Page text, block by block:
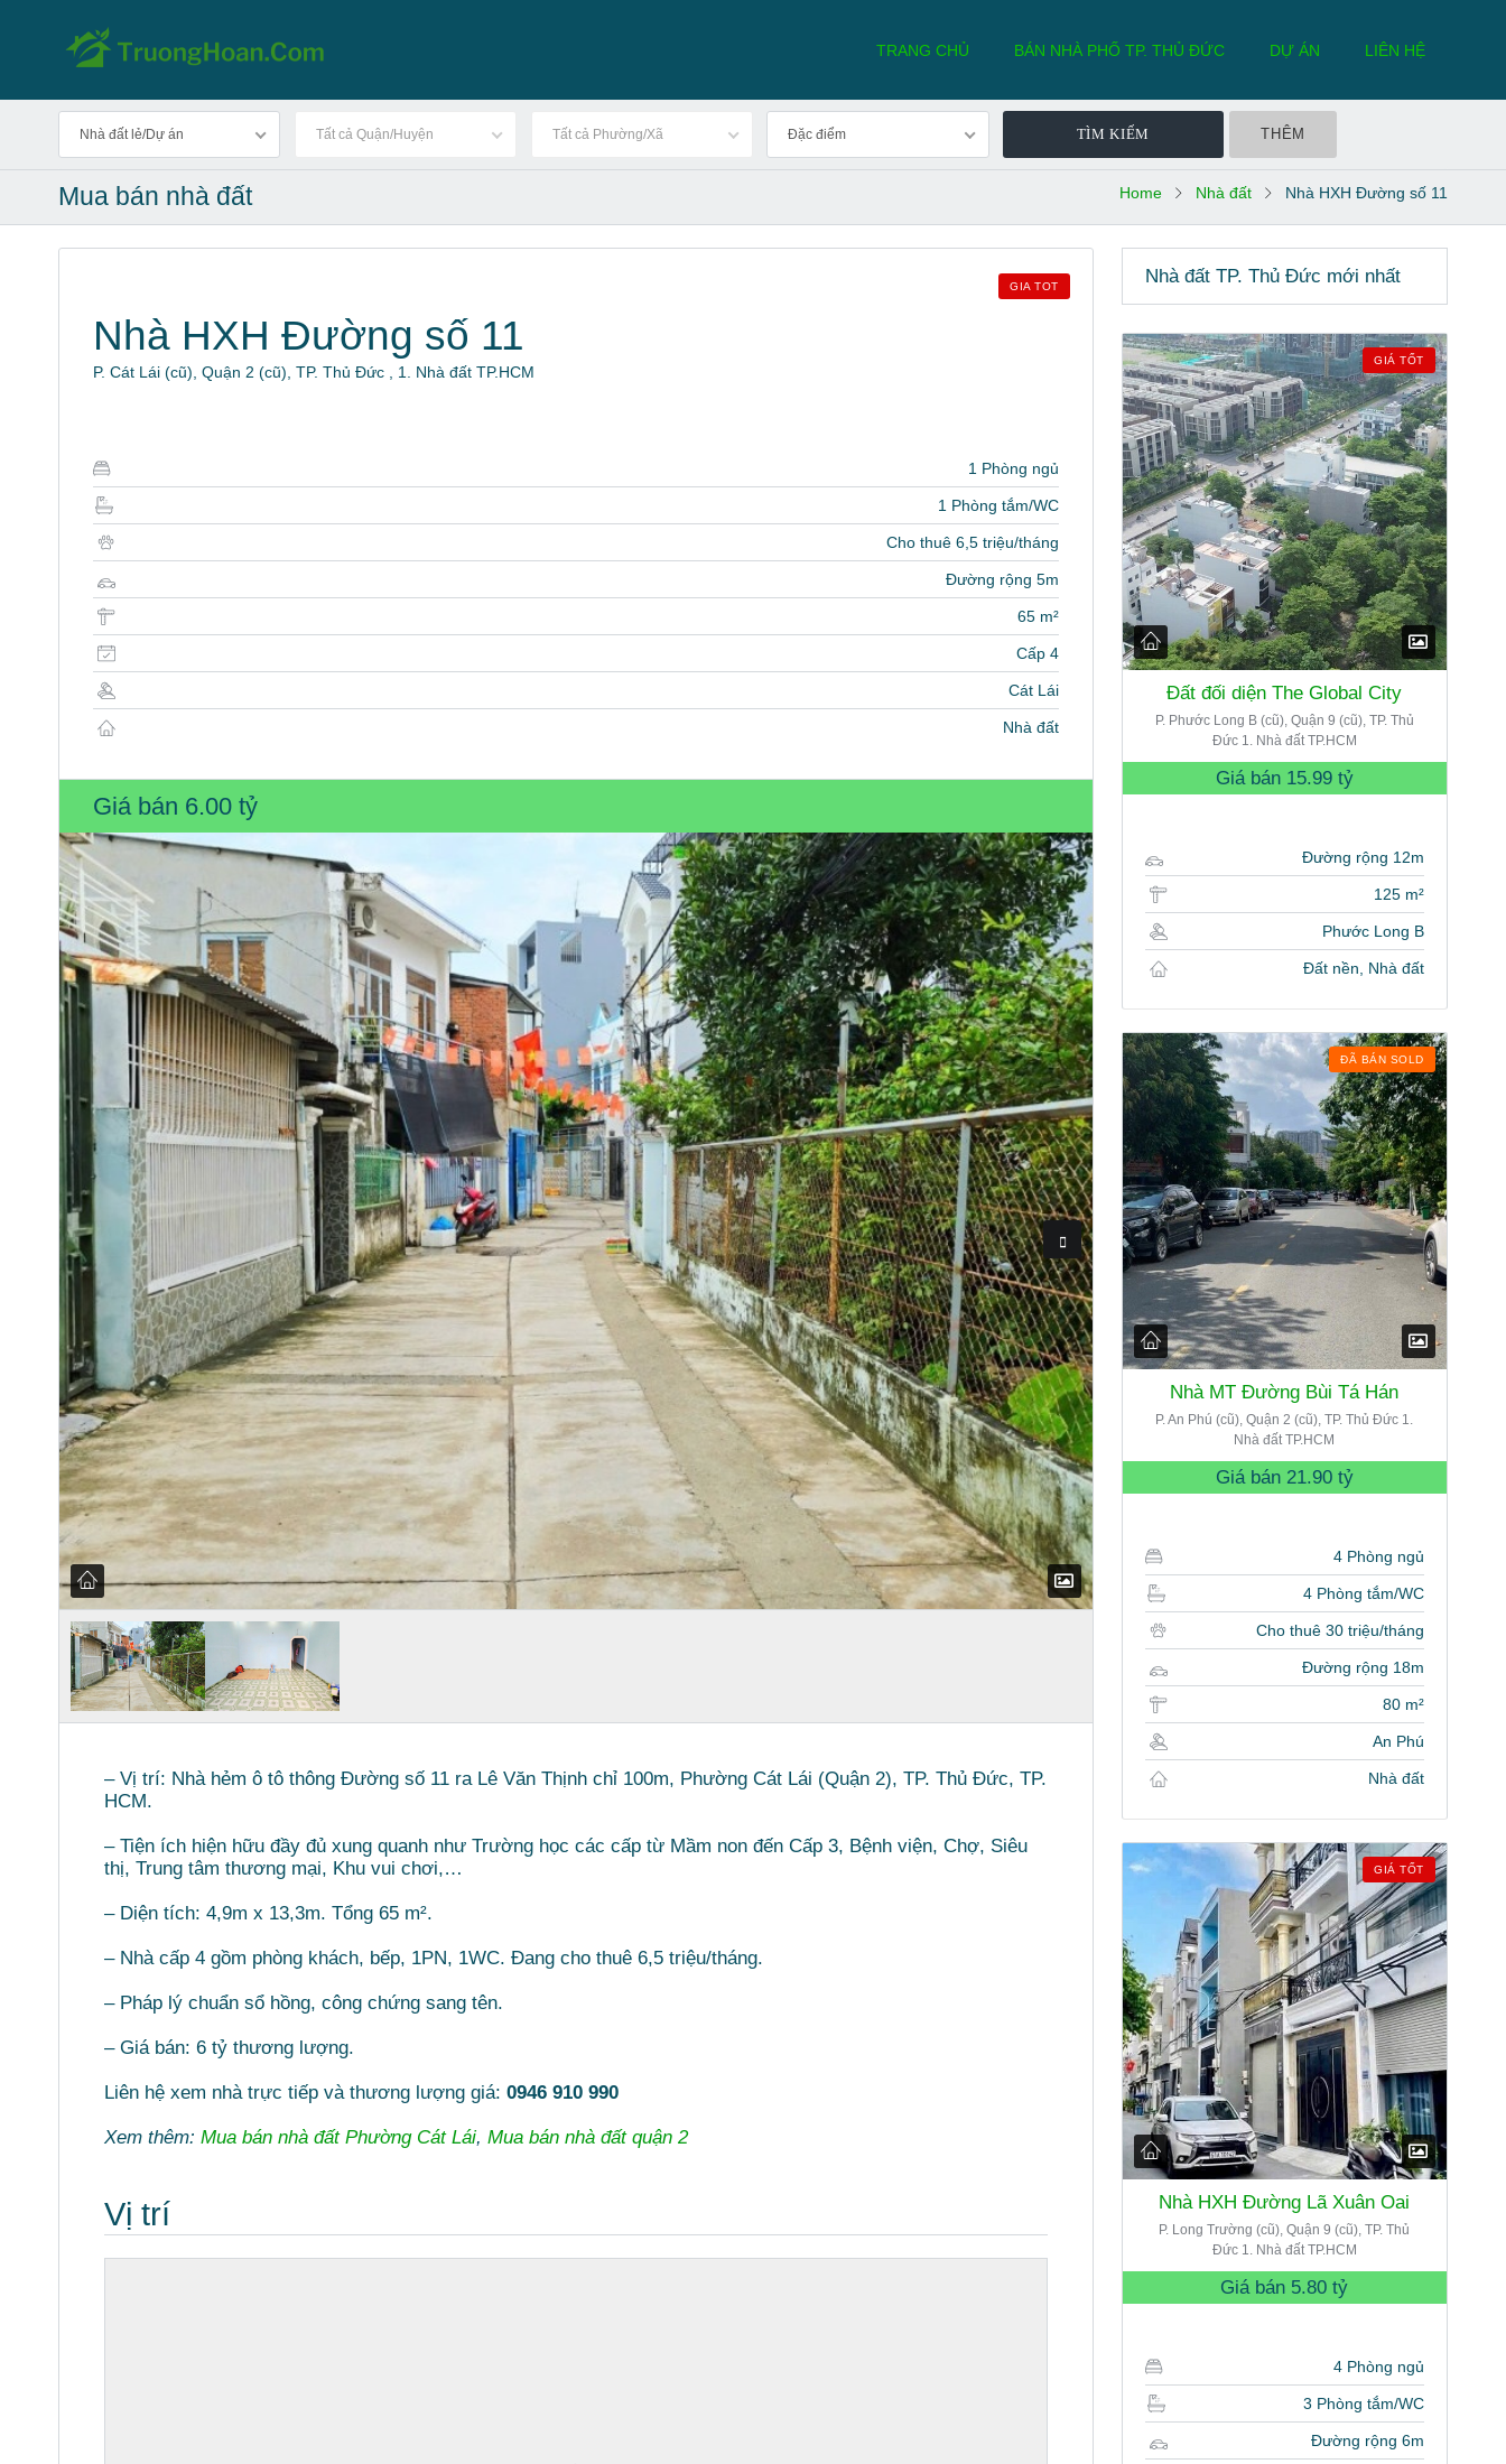
TRANG CHỦ BÁN NHÀ PHỐ TP. THỦ ĐỨC DỰ ÁN LIÊN HỆ
Nhà đất lẻ/Dự án Tất cả Quận/Huyện Tất cả Phường/Xã Đặc điểm THÊM
Mua bán nhà đất Home Nhà đất Nhà HXH Đường số 11
GIA TOT
Nhà HXH Đường số 11
P. Cát Lái (cũ), Quận 2 (cũ), TP. Thủ Đức , 1. Nhà đất TP.HCM
1 Phòng ngủ
1 Phòng tắm/WC
Cho thuê 6,5 triệu/tháng
Đường rộng 5m
65 m²
Cấp 4
Cát Lái
Nhà đất
Giá bán 6.00 tỷ
– Vị trí: Nhà hẻm ô tô thông Đường số 11 ra Lê Văn Thịnh chỉ 100m, Phường Cát Lái (Quận 2), TP. Thủ Đức, TP.
HCM.
– Tiện ích hiện hữu đầy đủ xung quanh như Trường học các cấp từ Mầm non đến Cấp 3, Bệnh viện, Chợ, Siêu
thị, Trung tâm thương mại, Khu vui chơi,…
– Diện tích: 4,9m x 13,3m. Tổng 65 m².
– Nhà cấp 4 gồm phòng khách, bếp, 1PN, 1WC. Đang cho thuê 6,5 triệu/tháng.
– Pháp lý chuẩn sổ hồng, công chứng sang tên.
– Giá bán: 6 tỷ thương lượng.
Liên hệ xem nhà trực tiếp và thương lượng giá: 0946 910 990
Xem thêm: Mua bán nhà đất Phường Cát Lái, Mua bán nhà đất quận 2
Vị trí
Nhà đất TP. Thủ Đức mới nhất
GIÁ TỐT
Đất đối diện The Global City
P. Phước Long B (cũ), Quận 9 (cũ), TP. Thủ
Đức 1. Nhà đất TP.HCM
Giá bán 15.99 tỷ
Đường rộng 12m
125 m²
Phước Long B
Đất nền, Nhà đất
ĐÃ BÁN SOLD
Nhà MT Đường Bùi Tá Hán
P. An Phú (cũ), Quận 2 (cũ), TP. Thủ Đức 1.
Nhà đất TP.HCM
Giá bán 21.90 tỷ
4 Phòng ngủ
4 Phòng tắm/WC
Cho thuê 30 triệu/tháng
Đường rộng 18m
80 m²
An Phú
Nhà đất
GIÁ TỐT
Nhà HXH Đường Lã Xuân Oai
P. Long Trường (cũ), Quận 9 (cũ), TP. Thủ
Đức 1. Nhà đất TP.HCM
Giá bán 5.80 tỷ
4 Phòng ngủ
3 Phòng tắm/WC
Đường rộng 6m